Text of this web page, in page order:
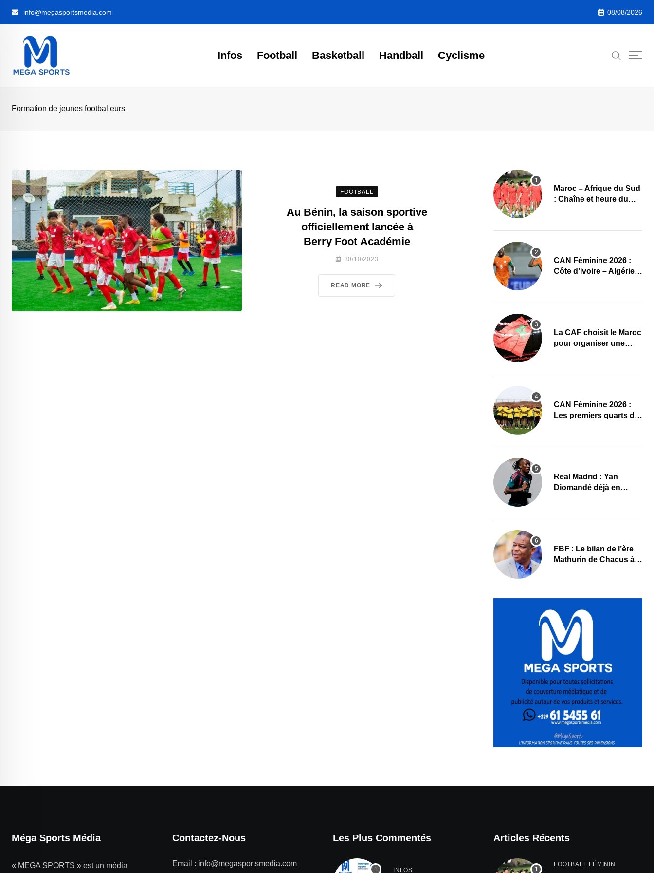
info@megasportsmedia.com 08/08/2026
Infos Football Basketball Handball Cyclisme
Formation de jeunes footballeurs
FOOTBALL
Au Bénin, la saison sportive
officiellement lancée à
Berry Foot Académie
30/10/2023
READ MORE
Maroc – Afrique du Sud
: Chaîne et heure du
CAN Féminine 2026 :
Côte d’Ivoire – Algérie,
La CAF choisit le Maroc
pour organiser une
CAN Féminine 2026 :
Les premiers quarts de
Real Madrid : Yan
Diomandé déjà en
FBF : Le bilan de l’ère
Mathurin de Chacus à
Méga Sports Média
« MEGA SPORTS » est un média
Contactez-Nous
Email : info@megasportsmedia.com
Les Plus Commentés
INFOS
Articles Récents
FOOTBALL FÉMININ